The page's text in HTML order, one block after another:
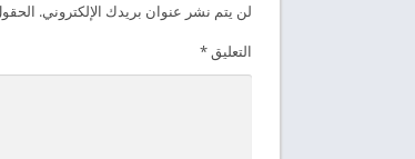
لن يتم نشر عنوان بريدك الإلكتروني.
التعليق*